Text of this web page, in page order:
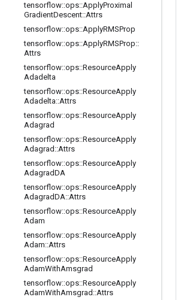
tensorflow::ops::ApplyProximal
GradientDescent::Attrs
tensorflow::ops::ApplyRMSProp
tensorflow::ops::ApplyRMSProp::
Attrs
tensorflow::ops::ResourceApply
Adadelta
tensorflow::ops::ResourceApply
Adadelta::Attrs
tensorflow::ops::ResourceApply
Adagrad
tensorflow::ops::ResourceApply
Adagrad ::Attrs
tensorflow::ops::ResourceApply
AdagradDA
tensorflow::ops::ResourceApply
AdagradDA::Attrs
tensorflow::ops::ResourceApply
Adam
tensorflow::ops::ResourceApply
Adam::Attrs
tensorflow::ops::ResourceApply
AdamWithAmsgrad
tensorflow::ops::ResourceApply
AdamWithAmsgrad ::Attrs